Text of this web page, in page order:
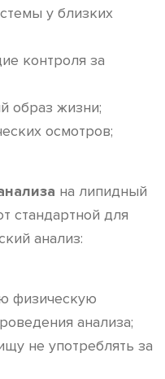
у близких
контроля за
образ жизни;
осмотров;
на липидный
стандартной для
анализ:
физическую
анализа;
не употреблять за